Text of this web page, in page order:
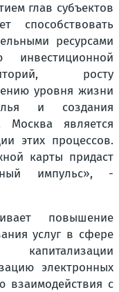
глав субъектов
способствовать
ресурсами
росту
уровня жизни
и создания
Москва является
этих процессов.
карты придаст
импульс», -
повышение
услуг в сфере
капитализации
электронных
взаимодействия с